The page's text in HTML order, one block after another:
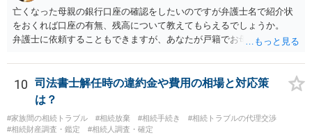
亡くなった母親の銀行口座の確認をしたいのですが弁護士名で紹介状
をおくれば口座の有無、残高について教えてもらえるでしょうか。
弁護士に依頼することもできますが、あなたが戸籍でお母さんの相続
高は教えてくれると思います。 自分ではよくわからないということ
であれば、弁護士に相談し依頼されたら良いと思います。
10
司法書士解任時の違約金や費用の相場と対応策
は？
#家族間の相続トラブル #相続放棄 #相続手続き
#相続トラブルの代理交渉
#相続財産調査・鑑定
#相続人調査・確定